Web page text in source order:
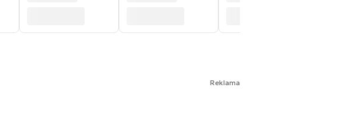
Reklama